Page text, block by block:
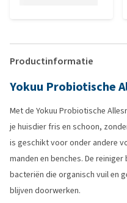
Productinformatie
Yokuu Probiotische
Met de Yokuu Probiotische
je huisdier fris en schoon,
is geschikt voor onder andere
manden en benches. De
bacteriën die organisch vuil en
blijven doorwerken.